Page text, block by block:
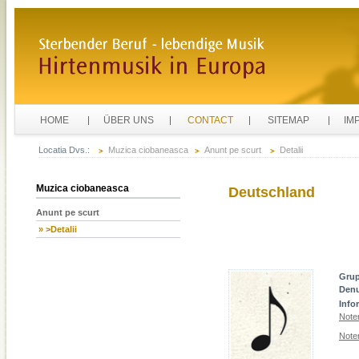
HOME ÜBER UNS CONTACT SITEMAP
Locatia Dvs.: Muzica ciobaneasca Anunt pe scurt Detalii
Muzica ciobaneasca
Anunt pe scurt
» >Detalii
Deutschland